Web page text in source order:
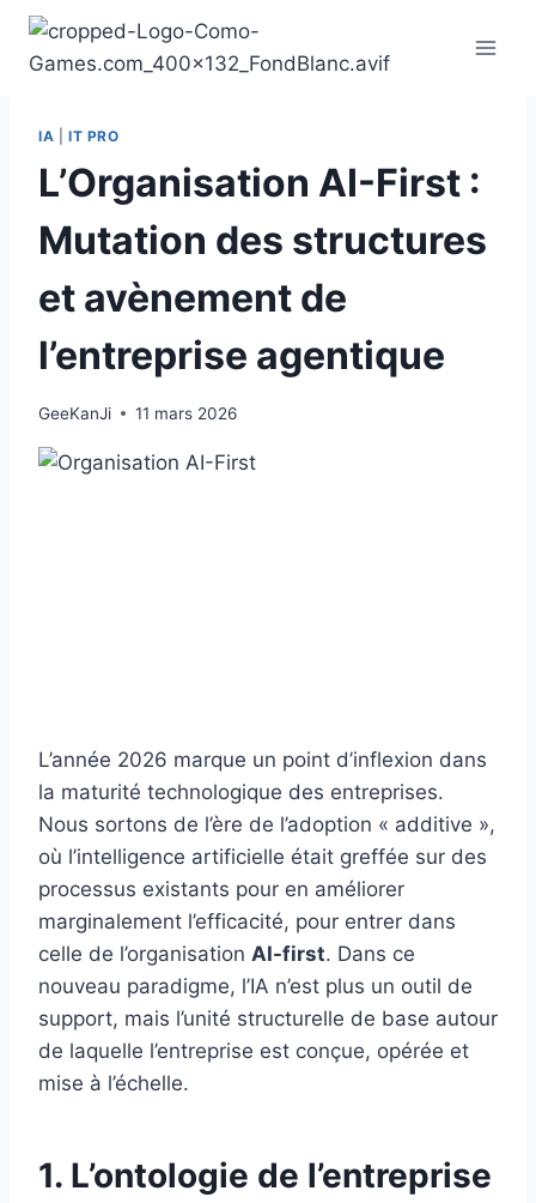
Aller
contenu
IA IT PRO
L’Organisation AI-First :
Mutation des structures
et avènement de
l’entreprise agentique
GeeKanJi 11 mars 2026
L’année 2026 marque un point d’inflexion dans
la maturité technologique des entreprises.
Nous sortons de l’ère de l’adoption « additive »,
où l’intelligence artificielle était greffée sur des
processus existants pour en améliorer
marginalement l’efficacité, pour entrer dans
celle de l’organisation AI-first. Dans ce
nouveau paradigme, l’IA n’est plus un outil de
support, mais l’unité structurelle de base autour
de laquelle l’entreprise est conçue, opérée et
mise à l’échelle.
1. L’ontologie de l’entreprise